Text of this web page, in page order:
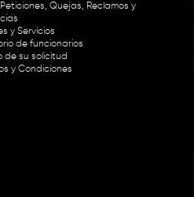
Quejas, Reclamos y
y Servicios
de funcionarios
de su solicitud
y Condiciones